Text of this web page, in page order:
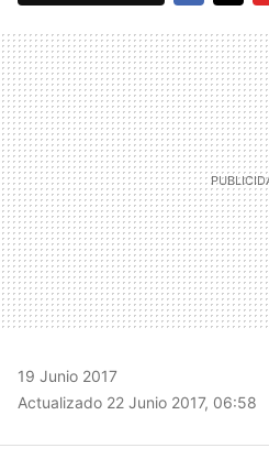
19 Junio 2017
Actualizado 22 Junio 2017, 06:58